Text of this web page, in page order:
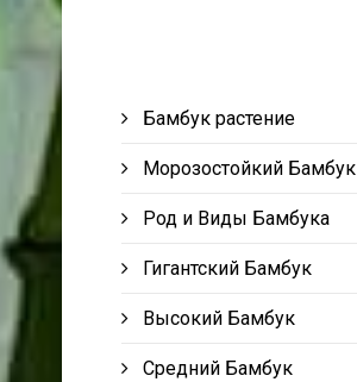
Бамбук растение
Морозостойкий Бамбук
Род и Виды Бамбука
Гигантский Бамбук
Высокий Бамбук
Средний Бамбук